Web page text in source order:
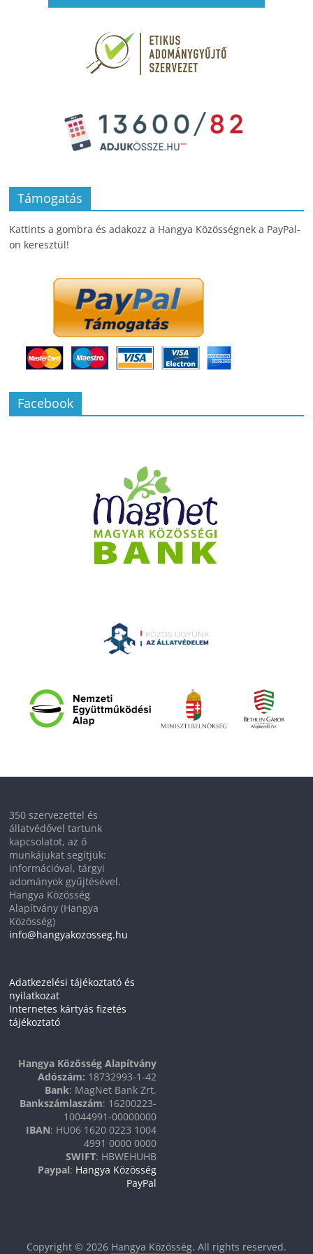
Támogatás
Kattints a gombra és adakozz a Hangya Közösségnek a PayPal-
on keresztül!
Facebook
350 szervezettel és
állatvédővel tartunk
kapcsolatot, az ő
munkájukat segítjük:
információval, tárgyi
adományok gyűjtésével.
Hangya Közösség
Alapítvány (Hangya
Közösség)
info@hangyakozosseg.hu
Adatkezelési tájékoztató és
nyilatkozat
Internetes kártyás fizetés
tájékoztató
Hangya Közösség Alapítvány
Adószám: 18732993-1-42
Bank: MagNet Bank Zrt.
Bankszámlaszám: 16200223-
10044991-00000000
IBAN: HU06 1620 0223 1004
4991 0000 0000
SWIFT: HBWEHUHB
Paypal: Hangya Közösség
PayPal
Copyright © 2026 Hangya Közösség. All rights reserved.